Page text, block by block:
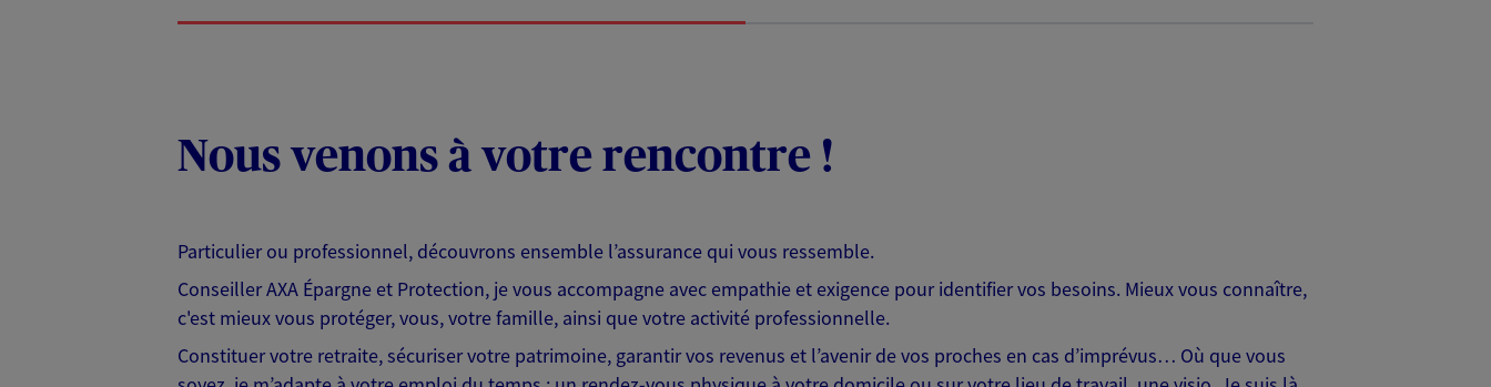
Nous venons à votre rencontre !
Particulier ou professionnel, découvrons ensemble l’assurance qui vous ressemble.
Conseiller AXA Épargne et Protection, je vous accompagne avec empathie et exigence pour identifier vos besoins. Mieux vous connaître,
c'est mieux vous protéger, vous, votre famille, ainsi que votre activité professionnelle.
Constituer votre retraite, sécuriser votre patrimoine, garantir vos revenus et l’avenir de vos proches en cas d’imprévus… Où que vous